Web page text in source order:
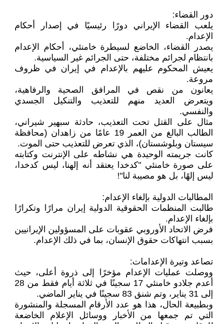
دور القضاء:
يلعب القضاء الإيراني دورًا رئيسيًا في إصدار أحكام
الإعدام.
يصدر القضاء، الخاضع لسيطرة خامنئي، أحكام الإعدام
بانتظام لجرائم مختلفة، حتى الجرائم غير السياسية.
يعيش المحكوم عليهم بالإعدام في إيران في ظروف
مروعة.
يعانون من نقص في المرافق الصحية والرفاهية،
ويتعرض العديد منهم للتعذيب والتنكيل الجسدي
والنفسي.
مثال على القتل تحت التعذيب، حادثة سبهير شيراني،
الطالب البالغ من العمر 19 عامًا من زاهدان (محافظة
سيستان وبلوشستان)، الذي تعرض للتعذيب حتى الموت.
كانت جريمته الوحيدة هي نشاطه على الإنترنت وكتابته
على صورة خامنئي "كدخدا يعتقد أنه إلهنا، ليس کدخدا،
ليس إلهًا، بل هو مصيبة لنا"!
المطالبات الدولية بإلغاء الإعدام:
طالبت المنظمات الحقوقية الدولية إيران مرارًا وتكرارًا
بإلغاء الإعدام.
فرض الاتحاد الأوروبي عقوبات على المسؤولين الإيرانيين
بسبب انتهاكات حقوق الإنسان، بما في ذلك الإعدام.
تصاعد وتيرة الإعدامات:
ووصلت عمليات الإعدام مؤخرًا إلى ذروة أعلى، حيث
أعدم جلادو خامنئي 17 سجينًا في ثلاثة أيام فقط من 28
إلى 31 يناير، وتم شنق 83 سجينًا في يناير الماضي.
وبطبيعة الحال، هذا هو عدد الأرقام المسجلة والمنشورة
التي تم جمعها من الأخبار ووسائل الإعلام الخاضعة